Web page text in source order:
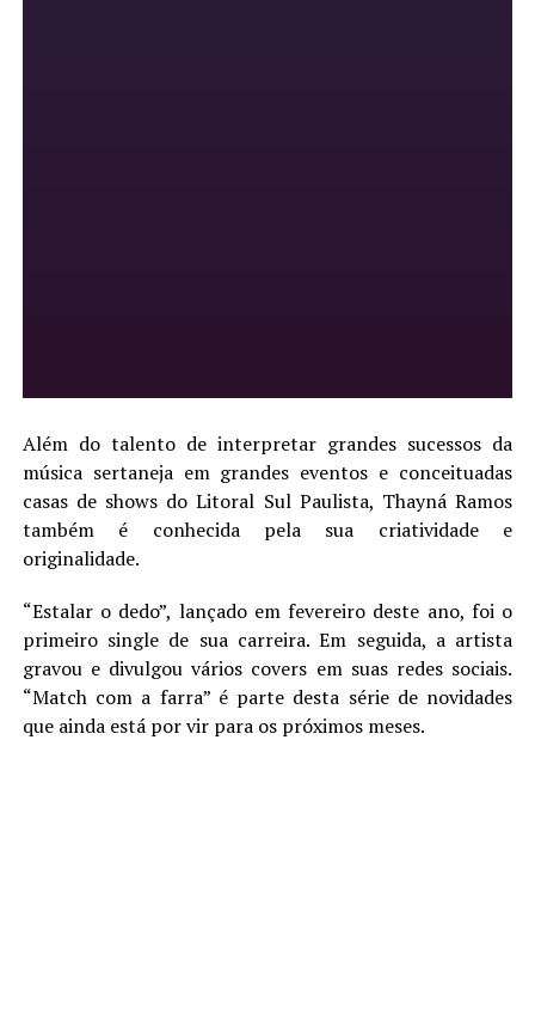
Além do talento de interpretar grandes sucessos da
música sertaneja em grandes eventos e conceituadas
casas de shows do Litoral Sul Paulista, Thayná Ramos
também é conhecida pela sua criatividade e
originalidade.
“Estalar o dedo”, lançado em fevereiro deste ano, foi o
primeiro single de sua carreira. Em seguida, a artista
gravou e divulgou vários covers em suas redes sociais.
“Match com a farra” é parte desta série de novidades
que ainda está por vir para os próximos meses.